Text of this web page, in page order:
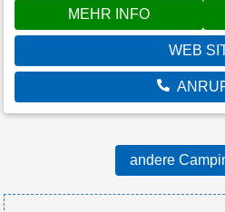
MEHR INFO
WEB
andere